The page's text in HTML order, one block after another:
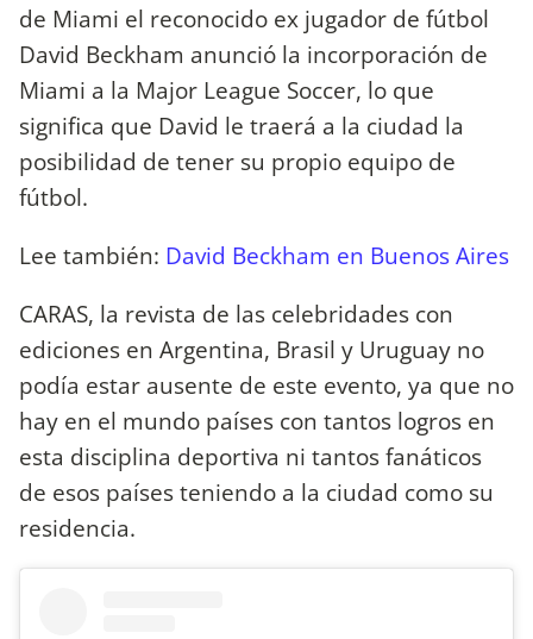
de Miami el reconocido ex jugador de fútbol
David Beckham anunció la incorporación de
Miami a la Major League Soccer, lo que
significa que David le traerá a la ciudad la
posibilidad de tener su propio equipo de
fútbol.
Lee también: David Beckham en Buenos Aires
CARAS, la revista de las celebridades con
ediciones en Argentina, Brasil y Uruguay no
podía estar ausente de este evento, ya que no
hay en el mundo países con tantos logros en
esta disciplina deportiva ni tantos fanáticos
de esos países teniendo a la ciudad como su
residencia.